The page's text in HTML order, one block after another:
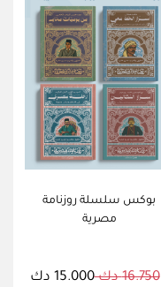
بوكس سلسلة روزنامة
مصرية
16.750 دك 15.000 دك